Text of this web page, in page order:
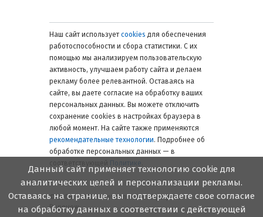
Наш сайт использует cookies для обеспечения
работоспособности и сбора статистики. С их
помощью мы анализируем пользовательскую
активность, улучшаем работу сайта и делаем
рекламу более релевантной. Оставаясь на
сайте, вы даете согласие на обработку ваших
персональных данных. Вы можете отключить
сохранение cookies в настройках браузера в
любой момент. На сайте также применяются
рекомендательные технологии. Подробнее об
обработке персональных данных — в
Политике
© 2006 — 2026. Металлинвест Профиль.
Воронеж
Данный сайт применяет технологию cookie для
аналитических целей и персонализации рекламы.
Оставаясь на странице, вы подтверждаете свое согласие
на обработку данных в соответствии с действующей